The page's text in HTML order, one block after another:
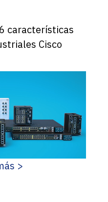
características
Cisco
>